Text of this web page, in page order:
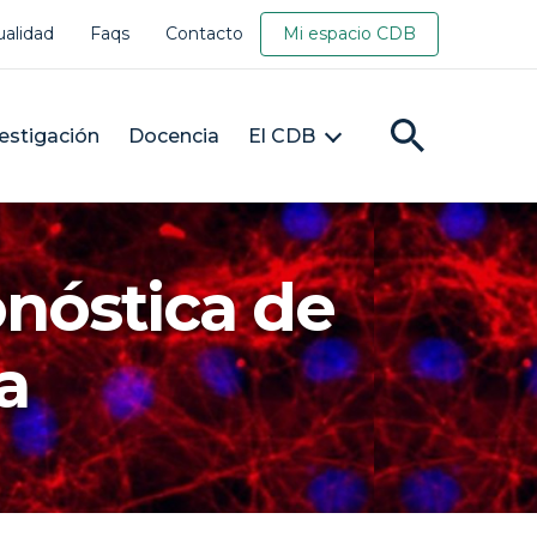
Faqs Contacto Mi espacio CDB
Docencia El CDB
de